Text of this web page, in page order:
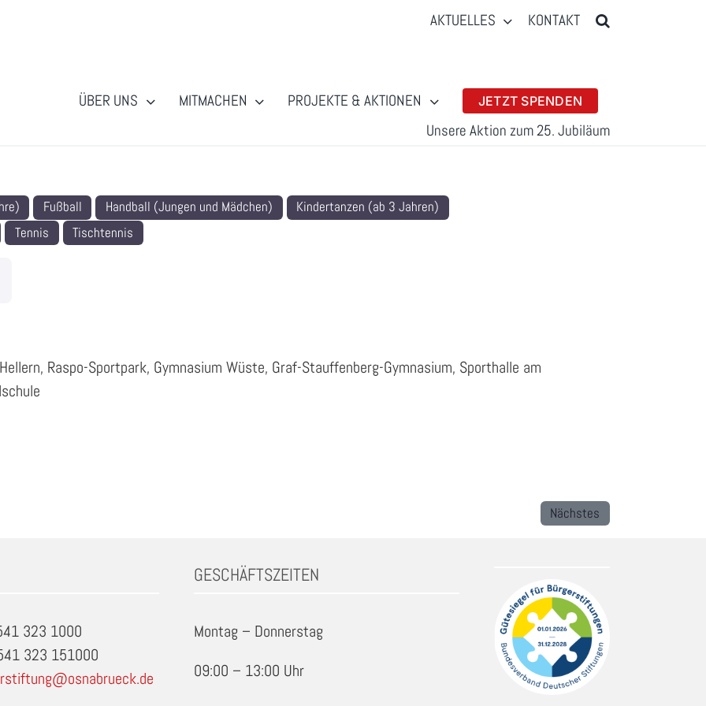
AKTUELLES KONTAKT
ÜBER UNS MITMACHEN PROJEKTE & AKTIONEN JETZT SPENDEN
Unsere Aktion zum 25. Jubiläum
Fußball Handball (Jungen und Mädchen)
Kindertanzen (ab 3 Jahren)
Tennis Tischtennis
Raspo-Sportpark, Gymnasium Wüste, Graf-Stauffenberg-Gymnasium, Sporthalle am
Nächstes
323 1000
323 151000
GESCHÄFTSZEITEN
Montag – Donnerstag
09:00 – 13:00 Uhr